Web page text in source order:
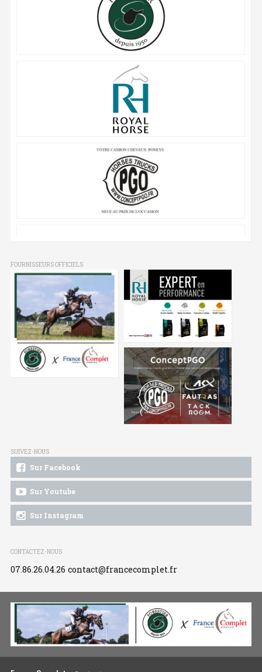
FOURNISSEURS OFFICIELS
SUIVEZ-NOUS
Sur Facebook
Sur Youtube
Sur Instagram
CONTACTEZ-NOUS
07.86.26.04.26 contact@francecomplet.fr